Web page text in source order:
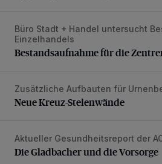
Bestandsaufnahme für die
Büro Stadt + Handel untersucht
Einzelhandels
Bestandsaufnahme für die
Neue Kreuz-Stelenwände
Zusätzliche Aufbauten für
Neue Kreuz-Stelenwände
Die Gladbacher und die Vorsorge
Aktueller Gesundheitsreport der
Die Gladbacher und die Vorsorge